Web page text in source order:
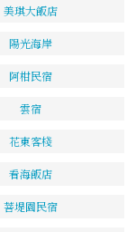
美琪大飯店
陽光海岸
阿柑民宿
雲宿
花東客棧
看海飯店
菩堤園民宿